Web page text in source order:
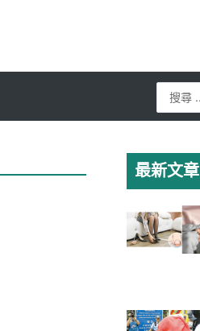
Search
...
最新文章